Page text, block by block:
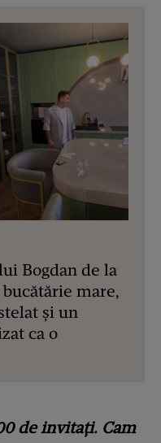
Bogdan de la
mare,
și un
ca o
de invitați. Cam